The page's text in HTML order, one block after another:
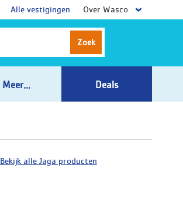
Alle vestigingen Over Wasco
Zoek
Meer... Deals
Bekijk alle Jaga producten